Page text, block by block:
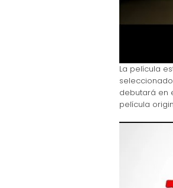
La película
debutará en
película